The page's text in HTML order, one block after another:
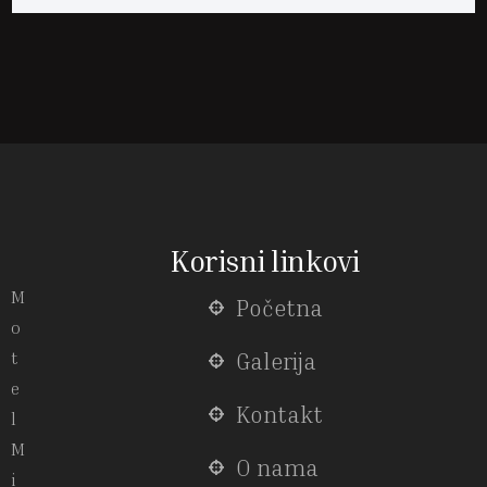
M
o
t
e
l
M
i
Korisni linkovi
Početna
Galerija
Kontakt
O nama